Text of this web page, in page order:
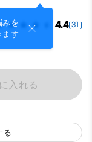
みを
ます
4.4(31)
入れる
る